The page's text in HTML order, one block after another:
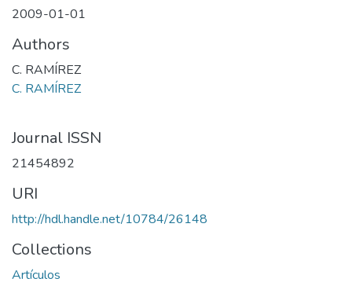
2009-01-01
Authors
C. RAMÍREZ
C. RAMÍREZ
Journal ISSN
21454892
URI
http://hdl.handle.net/10784/26148
Collections
Artículos